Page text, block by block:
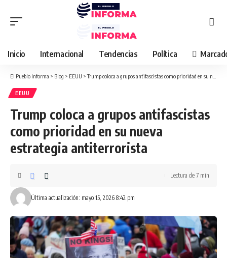
Inicio Internacional Tendencias Política
El Pueblo Informa > Blog > EEUU >Trump coloca a grupos antifascistas como prioridad en su nueva estrategia antiterrorista
EEUU
Trump coloca a grupos antifascistas
como prioridad en su nueva
estrategia antiterrorista
Última actualización: mayo 15, 2026 8:42 pm
Lectura de 7 min